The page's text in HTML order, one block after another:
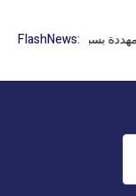
FlashNews: